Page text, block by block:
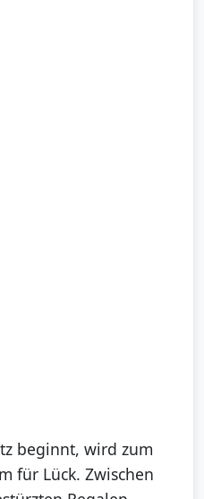
beginnt, wird zum
für Lück. Zwischen